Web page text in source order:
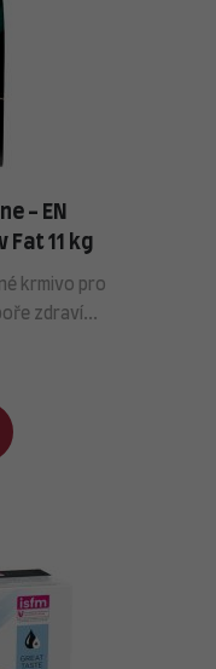
- EN
11 kg
krmivo pro
zdraví...